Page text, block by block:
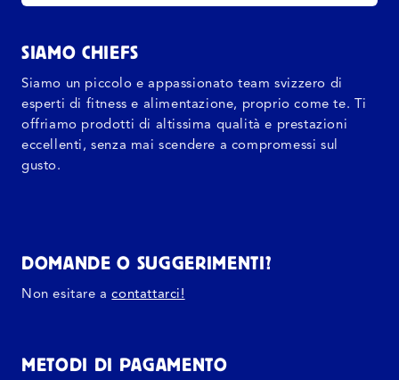
SIAMO CHIEFS
Siamo un piccolo e appassionato team svizzero di
esperti di fitness e alimentazione, proprio come te. Ti
offriamo prodotti di altissima qualità e prestazioni
eccellenti, senza mai scendere a compromessi sul
gusto.
DOMANDE O SUGGERIMENTI?
Non esitare acontattarci!
METODI DI PAGAMENTO